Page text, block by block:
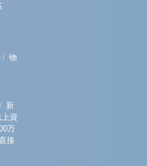
/ 物
/ 新
上資
万
直接